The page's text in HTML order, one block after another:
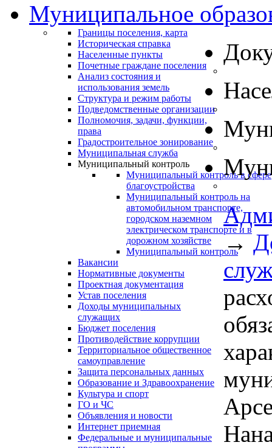
Муниципальное
Границы поселения, карта
Историческая справка
Населенные пункты
Почетные граждане поселения
Анализ состояния и
использования земель
Структура и режим работы
Подведомственные организации
Полномочия, задачи, функции,
права
Градостроительное зонирование
Муниципальная служба
Муниципальный контроль
Муниципальный контроль в сфере
благоустройства
Муниципальный контроль на
автомобильном транспорте,
городском наземном
электрическом транспорте и в
дорожном хозяйстве
Муниципальный контроль
Вакансии
Нормативные документы
Проектная документация
Устав поселения
Доходы муниципальных
служащих
Бюджет поселения
Противодействие коррупции
Территориальное общественное
самоуправление
Защита персональных данных
Образование и Здравоохранение
Культура и спорт
ГО и ЧС
Объявления и новости
Интернет приемная
Федеральные и муниципальные
→